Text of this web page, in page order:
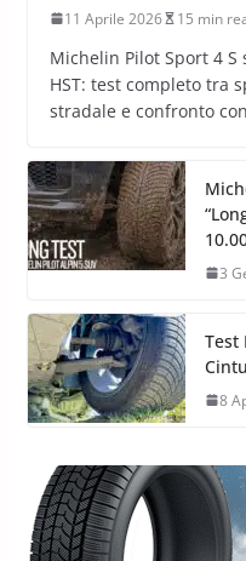
11 Aprile 2026 15 min
Michelin Pilot Sport 4 S
HST: test completo tra
stradale e confronto
3
Test
8